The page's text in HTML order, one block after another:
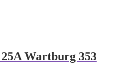
Wartburg 353